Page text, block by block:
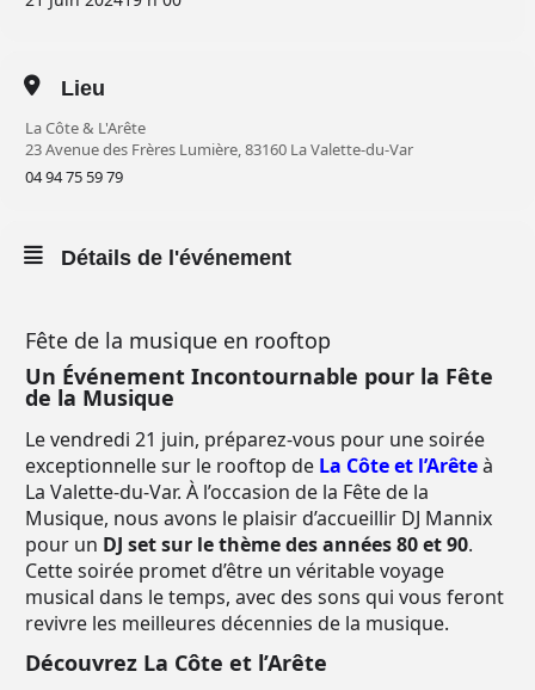
Lieu
La Côte & L'Arête
23 Avenue des Frères Lumière, 83160 La Valette-du-Var
04 94 75 59 79
Détails de l'événement
Fête de la musique en rooftop
Un Événement Incontournable pour la Fête
de la Musique
Le vendredi 21 juin, préparez-vous pour une soirée
exceptionnelle sur le rooftop de La Côte et l’Arêteà
La Valette-du-Var. À l’occasion de la Fête de la
Musique, nous avons le plaisir d’accueillir DJ Mannix
pour un DJ set sur le thèmedes années 80 et 90.
Cette soirée promet d’être un véritable voyage
musical dans le temps, avec des sons qui vous feront
revivre les meilleures décennies de la musique.
Découvrez La Côte et l’Arête